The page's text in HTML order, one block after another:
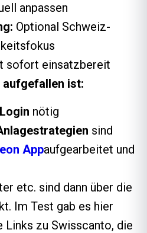
anpassen
Optional Schweiz-
sofort einsatzbereit
ist:
nötig
sind
Appaufgearbeitet und
etc. sind dann über die
Im Test gab es hier
Links zu Swisscanto, die